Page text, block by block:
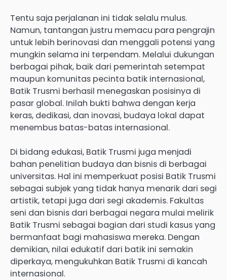
Tentu saja perjalanan ini tidak selalu mulus.
Namun, tantangan justru memacu para pengrajin
untuk lebih berinovasi dan menggali potensi yang
mungkin selama ini terpendam. Melalui dukungan
berbagai pihak, baik dari pemerintah setempat
maupun komunitas pecinta batik internasional,
Batik Trusmi berhasil menegaskan posisinya di
pasar global. Inilah bukti bahwa dengan kerja
keras, dedikasi, dan inovasi, budaya lokal dapat
menembus batas-batas internasional.
Di bidang edukasi, Batik Trusmi juga menjadi
bahan penelitian budaya dan bisnis di berbagai
universitas. Hal ini memperkuat posisi Batik Trusmi
sebagai subjek yang tidak hanya menarik dari segi
artistik, tetapi juga dari segi akademis. Fakultas
seni dan bisnis dari berbagai negara mulai melirik
Batik Trusmi sebagai bagian dari studi kasus yang
bermanfaat bagi mahasiswa mereka. Dengan
demikian, nilai edukatif dari batik ini semakin
diperkaya, mengukuhkan Batik Trusmi di kancah
internasional.